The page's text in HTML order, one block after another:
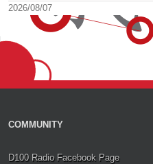
2026/08/07
COMMUNITY
D100 Radio Facebook Page